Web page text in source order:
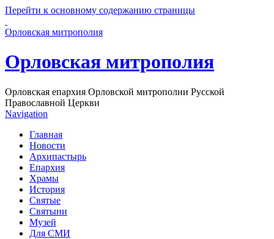
Перейти к основному содержанию страницы
Орловская митрополия
Орловская митрополия
Орловская епархия Орловской митрополии Русской
Православной Церкви
Navigation
Главная
Новости
Архипастырь
Епархия
Храмы
История
Святые
Святыни
Музей
Для СМИ